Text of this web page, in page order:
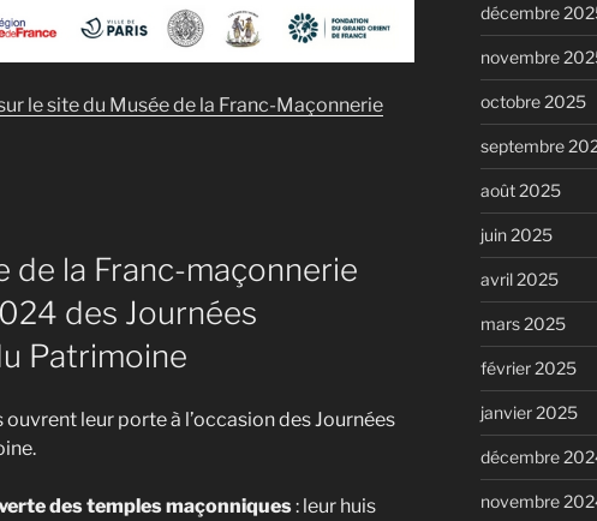
le site du Musée de la Franc-Maçonnerie
de la Franc-maçonnerie
des Journées
Patrimoine
leur porte à l’occasion des Journées
des temples maçonniques: leur huis
décembre
novembre
octobre 2025
septembre
août 2025
juin 2025
avril 2025
mars 2025
février 2025
janvier 2025
décembre
novembre